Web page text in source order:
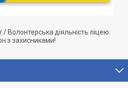
/ Волонтерська діяльність ліцею:
з захисниками!